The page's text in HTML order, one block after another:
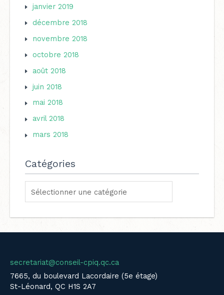
janvier 2019
décembre 2018
novembre 2018
octobre 2018
août 2018
juin 2018
mai 2018
avril 2018
mars 2018
Catégories
secretariat@conseil-cpiq.qc.ca
7665, du boulevard Lacordaire (5e étage)
St-Léonard, QC H1S 2A7